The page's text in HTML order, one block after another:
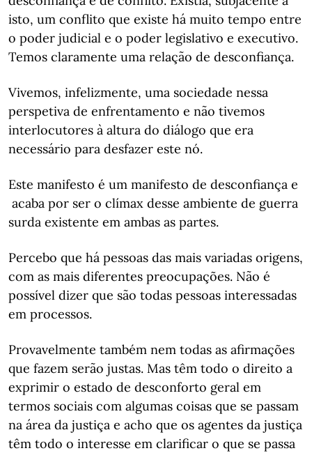
isto, um conflito que existe há muito tempo entre
o poder judicial e o poder legislativo e executivo.
Temos claramente uma relação de desconfiança.
Vivemos, infelizmente, uma sociedade nessa
perspetiva de enfrentamento e não tivemos
interlocutores à altura do diálogo que era
necessário para desfazer este nó.
Este manifesto é um manifesto de desconfiança e
acaba por ser o clímax desse ambiente de guerra
surda existente em ambas as partes.
Percebo que há pessoas das mais variadas origens,
com as mais diferentes preocupações. Não é
possível dizer que são todas pessoas interessadas
em processos.
Provavelmente também nem todas as afirmações
que fazem serão justas. Mas têm todo o direito a
exprimir o estado de desconforto geral em
termos sociais com algumas coisas que se passam
na área da justiça e acho que os agentes da justiça
têm todo o interesse em clarificar o que se passa